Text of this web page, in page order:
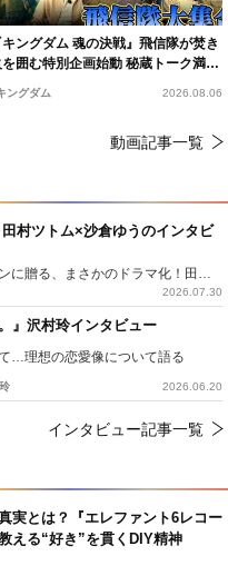
実とは？『エレファント6レコー
える“好き”を貫くDIY精神
キングダム 魂の決戦』飛信隊が焚き
を囲む特別企画始動 秘蔵トーク満載
“キングダムキャンプ”開催
ングダム 2026.08.06
動画記事一覧
田村ツトム×沙倉ゆうのインタビ
『侍タイムスリッパー』ファンに贈る、まさかのドラマ化！田村ツトム×沙倉ゆうのが語る『心配無用ノ介』撮影秘話
2026.07.30
』沢村玲インタビュー
…理想の恋愛像について語る
2026.06.20
インタビュー記事一覧